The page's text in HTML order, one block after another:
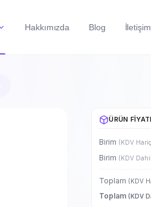
Hakkımızda Blog İletişim
ÜRÜN FIYATI
Birim (KDV
Birim (KDV
Toplam (KDV
Toplam(KDV